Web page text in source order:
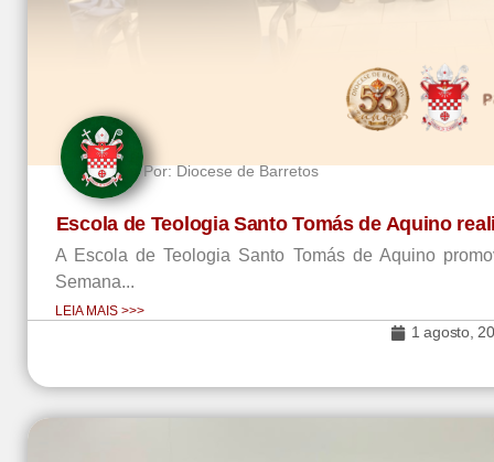
Por:Diocese de Barretos
Escola de Teologia Santo Tomás de Aquino
A Escola de Teologia Santo Tomás de Aquino
Semana...
LEIA MAIS >>>
1 agosto,